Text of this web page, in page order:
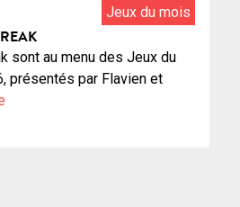
Jeux du mois
sont au menu des Jeux du
présentés par Flavien et